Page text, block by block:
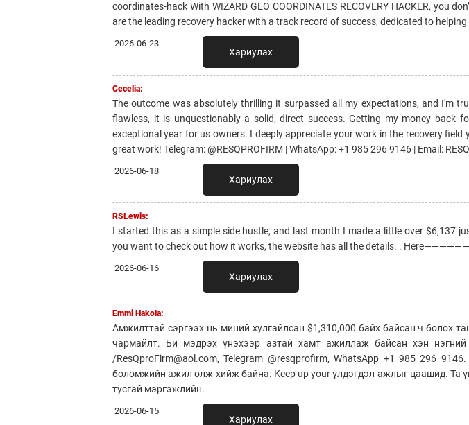
coordinates-hack With WIZARD GEO COORDINATES RECOVERY HACKER, you
are the leading recovery hacker with a track record of success, dedicated to
2026-06-23
Хариулах
Cecelia:
The outcome was absolutely thrilling it surpassed all my expectations, and I'm
flawless, it is unquestionably a solid, direct success. Getting my money back
exceptional year for us owners. I deeply appreciate your work in the recovery
great work! Telegram: @RESQPROFIRM | WhatsApp: +1 985 296 9146 | Email:
2026-06-18
Хариулах
RSLewis:
I started this as a simple side hustle, and last month I made a little over $6,137
you want to check out how it works, the website has all the details. .
2026-06-16
Хариулах
Emmi Hakola:
Амжилттай сэргээх нь миний хулгайлсан $1,310,000 байх байсан ч болох
чармайлт. Би мэдрэх үнэхээр азтай хамт ажиллаж байсан хэн
/ResQproFirm@aol.com, Telegram @resqprofirm, WhatsApp +1 985 296
боломжийн ажил олж хийж байна. Keep up your үлдэгдэл ажлыг цаашид. Та
тусгай мэргэжлийн.
2026-06-15
Хариулах